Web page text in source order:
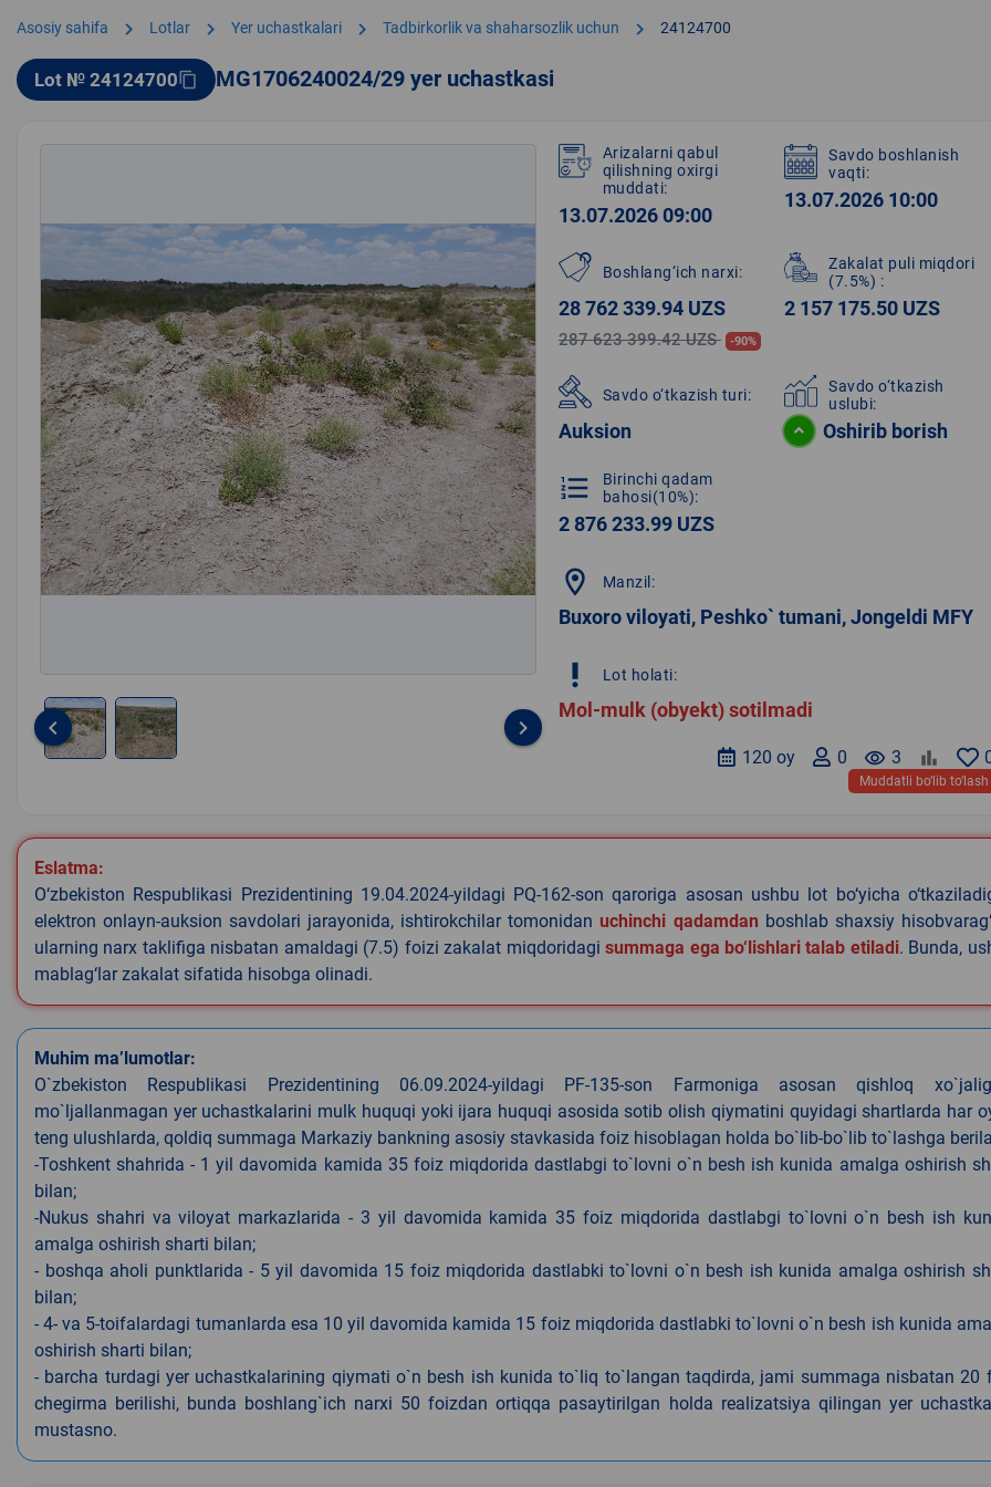
Asosiy sahifa chevron_right Lotlar chevron_right Yer uchastkalari chevron_right Tadbirkorlik va shaharsozlik uchun chevron_right 24124700
Lot № 24124700content_copy MG1706240024/29 yer uchastkasi
2
keyboard_arrow_left keyboard_arrow_right
Arizalarni qabul
qilishning oxirgi
muddati:
13.07.2026 09:00
Savdo boshlanish
vaqti:
13.07.2026 10:00
Boshlang‘ich narxi:
28 762 339.94 UZS
287 623 399.42 UZS -90%
Zakalat puli miqdori
(7.5%) :
2 157 175.50 UZS
Savdo o‘tkazish turi:
Auksion
Savdo o‘tkazish
uslubi:
Oshirib borish
format_list_numbered
Birinchi qadam
bahosi(10%):
2 876 233.99 UZS
location_on Manzil:
Buxoro viloyati, Peshko` tumani, Jongeldi MFY
priority_high Lot holati:
Mol-mulk (obyekt) sotilmadi
remove_red_eye 3
0
120 oy
Muddatli bo‘lib to‘lash
Eslatma:
O‘zbekiston Respublikasi Prezidentining 19.04.2024-yildagi PQ-162-son qaroriga asosan ushbu lot bo‘yicha
elektron onlayn-auksion savdolari jarayonida, ishtirokchilar tomonidanuchinchi qadamdan boshlab shaxsiy
ularning narx taklifiga nisbatan amaldagi (7.5) foizi zakalat miqdoridagisummaga ega bo‘lishlari talab etiladi. Bunda,
mablag‘lar zakalat sifatida hisobga olinadi.
Muhim ma’lumotlar:
O`zbekiston Respublikasi Prezidentining 06.09.2024-yildagi PF-135-son Farmoniga asosan qishloq
mo`ljallanmagan yer uchastkalarini mulk huquqi yoki ijara huquqi asosida sotib olish qiymatini quyidagi shartlarda har
teng ulushlarda, qoldiq summaga Markaziy bankning asosiy stavkasida foiz hisoblagan holda bo`lib-bo`lib to`lashga
-Toshkent shahrida - 1 yil davomida kamida 35 foiz miqdorida dastlabgi to`lovni o`n besh ish kunida amalga oshirish
bilan;
-Nukus shahri va viloyat markazlarida - 3 yil davomida kamida 35 foiz miqdorida dastlabgi to`lovni o`n besh ish
amalga oshirish sharti bilan;
- boshqa aholi punktlarida - 5 yil davomida 15 foiz miqdorida dastlabki to`lovni o`n besh ish kunida amalga oshirish
bilan;
- 4- va 5-toifalardagi tumanlarda esa 10 yil davomida kamida 15 foiz miqdorida dastlabki to`lovni o`n besh ish kunida
oshirish sharti bilan;
- barcha turdagi yer uchastkalarining qiymati o`n besh ish kunida to`liq to`langan taqdirda, jami summaga nisbatan 20
chegirma berilishi, bunda boshlang`ich narxi 50 foizdan ortiqqa pasaytirilgan holda realizatsiya qilingan yer
mustasno.